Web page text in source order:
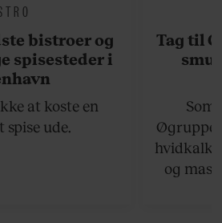
bistroer og
spisesteder i
at koste en
spise ude.
Tag til
og